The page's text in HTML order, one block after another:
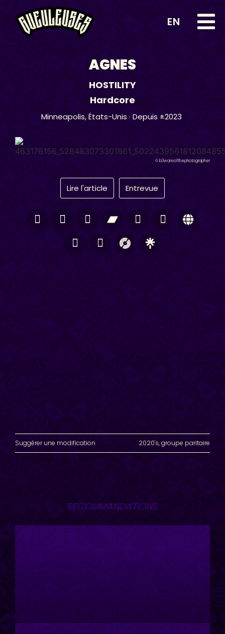
EN
AGNES
HOSTILITY
Hardcore
Minneapolis,États-Unis · Depuis ±2023
© b3wareofthephotographer
Lire l'article Entrevue
Suggérer une modification 2020's,groupe paritaire
RECOMMANDATIONS